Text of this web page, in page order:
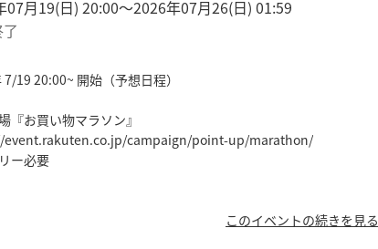
07月19(日) 20:00〜2026年07月26(日) 01:59
19 20:00~ 開始（予想日程）
『お買い物マラソン』
campaign/point-up/marathon/
ー必要
このイベントの続きを見る